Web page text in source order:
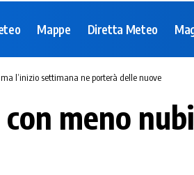
Mappe Diretta Meteo
l’inizio settimana ne porterà delle nuove
meno